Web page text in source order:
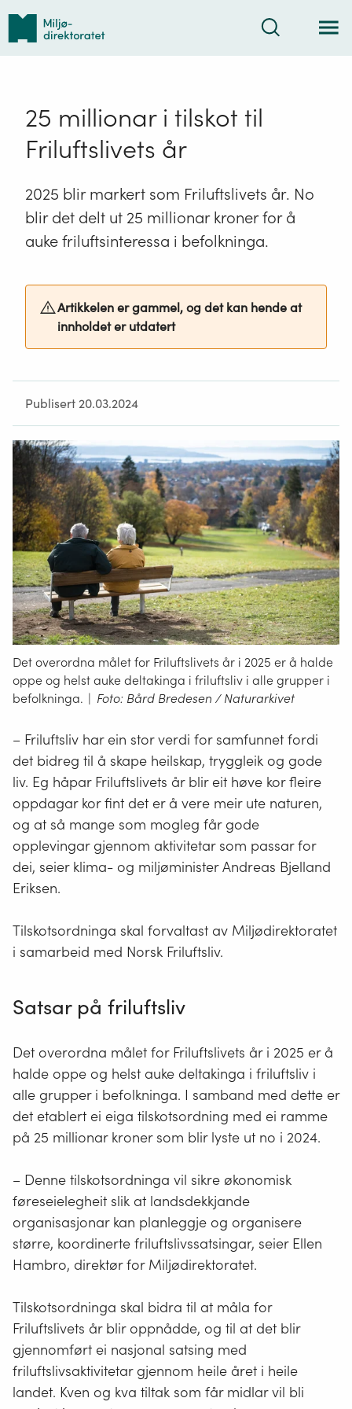
Tilbake
forsiden
Søk
25 millionar i tilskot til
Friluftslivets år
2025 blir markert som Friluftslivets år. No
blir det delt ut 25 millionar kroner for å
auke friluftsinteressa i befolkninga.
Artikkelen er gammel, og det kan hende at
innholdet er utdatert
Publisert 20.03.2024
Det overordna målet for Friluftslivets år i 2025 er å halde
oppe og helst auke deltakinga i friluftsliv i alle grupper i
befolkninga. | Foto: Bård Bredesen / Naturarkivet
– Friluftsliv har ein stor verdi for samfunnet fordi
det bidreg til å skape heilskap, tryggleik og gode
liv. Eg håpar Friluftslivets år blir eit høve kor fleire
oppdagar kor fint det er å vere meir ute naturen,
og at så mange som mogleg får gode
opplevingar gjennom aktivitetar som passar for
dei, seier klima- og miljøminister Andreas Bjelland
Eriksen.
Tilskotsordninga skal forvaltast av Miljødirektoratet
i samarbeid med Norsk Friluftsliv.
Satsar på friluftsliv
Det overordna målet for Friluftslivets år i 2025 er å
halde oppe og helst auke deltakinga i friluftsliv i
alle grupper i befolkninga. I samband med dette er
det etablert ei eiga tilskotsordning med ei ramme
på 25 millionar kroner som blir lyste ut no i 2024.
– Denne tilskotsordninga vil sikre økonomisk
føreseielegheit slik at landsdekkjande
organisasjonar kan planleggje og organisere
større, koordinerte friluftslivssatsingar, seier Ellen
Hambro, direktør for Miljødirektoratet.
Tilskotsordninga skal bidra til at måla for
Friluftslivets år blir oppnådde, og til at det blir
gjennomført ei nasjonal satsing med
friluftslivsaktivitetar gjennom heile året i heile
landet. Kven og kva tiltak som får midlar vil bli